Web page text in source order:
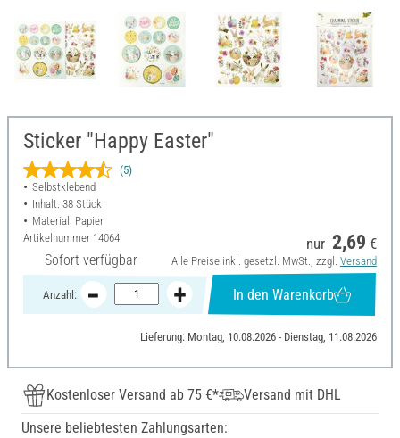
Sticker "Happy Easter"
(5)
Selbstklebend
Inhalt: 38 Stück
Material: Papier
Artikelnummer 14064
Sofort verfügbar
nur 2,69 €
Alle Preise inkl. gesetzl. MwSt., zzgl. Versand
Anzahl: In den Warenkorb
Lieferung: Montag, 10.08.2026 - Dienstag, 11.08.2026
Kostenloser Versand ab 75 €*
Versand mit DHL
Unsere beliebtesten Zahlungsarten: